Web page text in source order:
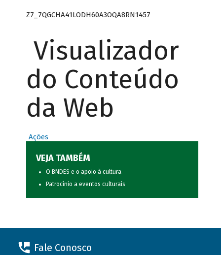
Z7_7QGCHA41LODH60A3OQA8RN1457
Visualizador
do Conteúdo
da Web
Ações
VEJA TAMBÉM
O BNDES e o apoio à cultura
Patrocínio a eventos culturais
Fale Conosco